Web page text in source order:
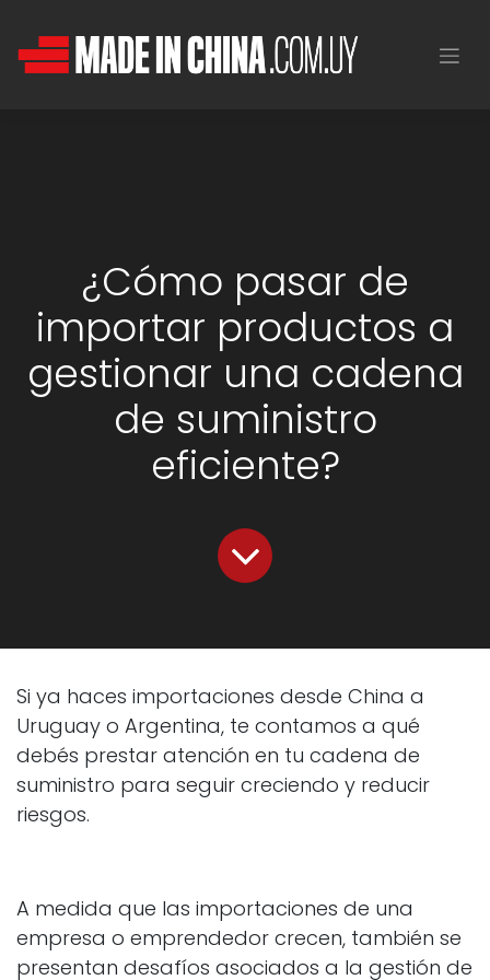
¿Cómo pasar de
importar productos a
gestionar una cadena
de suministro
eficiente?
Si ya haces importaciones desde China a
Uruguay o Argentina, te contamos a qué
debés prestar atención en tu cadena de
suministro para seguir creciendo y reducir
riesgos.
A medida que las importaciones de una
empresa o emprendedor crecen, también se
presentan desafíos asociados a la gestión de